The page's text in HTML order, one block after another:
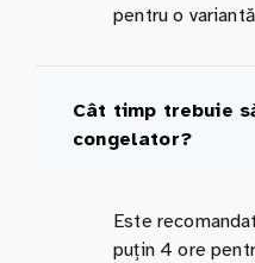
pentru o
Cât timp trebuie
congelator?
Este
puțin 4 ore